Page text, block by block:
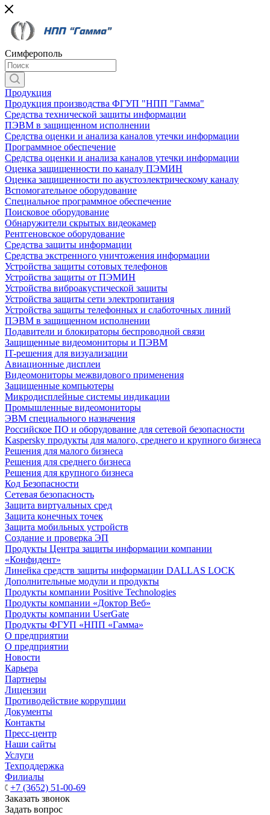
Симферополь
Продукция
Продукция производства ФГУП "НПП "Гамма"
Средства технической защиты информации
ПЭВМ в защищенном исполнении
Средства оценки и анализа каналов утечки информации
Программное обеспечение
Средства оценки и анализа каналов утечки информации
Оценка защищенности по каналу ПЭМИН
Оценка защищенности по акустоэлектрическому каналу
Вспомогательное оборудование
Специальное программное обеспечение
Поисковое оборудование
Обнаружители скрытых видеокамер
Рентгеновское оборудование
Средства защиты информации
Средства экстренного уничтожения информации
Устройства защиты сотовых телефонов
Устройства защиты от ПЭМИН
Устройства виброакустической защиты
Устройства защиты сети электропитания
Устройства защиты телефонных и слаботочных линий
ПЭВМ в защищенном исполнении
Подавители и блокираторы беспроводной связи
Защищенные видеомониторы и ПЭВМ
IT-решения для визуализации
Авиационные дисплеи
Видеомониторы межвидового применения
Защищенные компьютеры
Микродисплейные системы индикации
Промышленные видеомониторы
ЭВМ специального назначения
Российское ПО и оборудование для сетевой безопасности
Kaspersky продукты для малого, среднего и крупного бизнеса
Решения для малого бизнеса
Решения для среднего бизнеса
Решения для крупного бизнеса
Код Безопасности
Сетевая безопасность
Защита виртуальных сред
Защита конечных точек
Защита мобильных устройств
Создание и проверка ЭП
Продукты Центра защиты информации компании
«Конфидент»
Линейка средств защиты информации DALLAS LOCK
Дополнительные модули и продукты
Продукты компании Positive Technologies
Продукты компании «Доктор Веб»
Продукты компании UserGate
Продукты ФГУП «НПП «Гамма»
О предприятии
О предприятии
Новости
Карьера
Партнеры
Лицензии
Противодействие коррупции
Документы
Контакты
Пресс-центр
Наши сайты
Услуги
Техподдержка
Филиалы
+7 (3652) 51-00-69
Заказать звонок
Задать вопрос